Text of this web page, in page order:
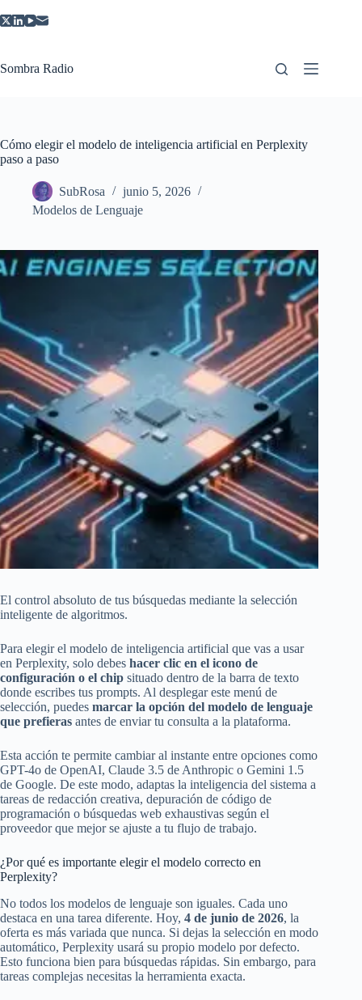
al
Sombra Radio
Cómo elegir el modelo de inteligencia artificial en Perplexity
paso a paso
SubRosa
junio 5, 2026
Modelos de Lenguaje
El control absoluto de tus búsquedas mediante la selección
inteligente de algoritmos.
Para elegir el modelo de inteligencia artificial que vas a usar
en Perplexity, solo debes hacer clic en el icono de
configuración o el chip situado dentro de la barra de texto
donde escribes tus prompts. Al desplegar este menú de
selección, puedes marcar la opción del modelo de lenguaje
que prefieras antes de enviar tu consulta a la plataforma.
Esta acción te permite cambiar al instante entre opciones como
GPT-4o de OpenAI, Claude 3.5 de Anthropic o Gemini 1.5
de Google. De este modo, adaptas la inteligencia del sistema a
tareas de redacción creativa, depuración de código de
programación o búsquedas web exhaustivas según el
proveedor que mejor se ajuste a tu flujo de trabajo.
¿Por qué es importante elegir el modelo correcto en
Perplexity?
No todos los modelos de lenguaje son iguales. Cada uno
destaca en una tarea diferente. Hoy, 4 de junio de 2026, la
oferta es más variada que nunca. Si dejas la selección en modo
automático, Perplexity usará su propio modelo por defecto.
Esto funciona bien para búsquedas rápidas. Sin embargo, para
tareas complejas necesitas la herramienta exacta.